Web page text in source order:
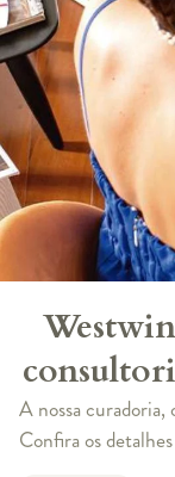
A nossa curadoria,
Confira os detalhes